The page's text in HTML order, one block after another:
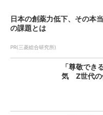
日本の創薬力低下、その本当
の課題とは
PR(三菱総合研究所)
「尊敬でき
気 Z世代の